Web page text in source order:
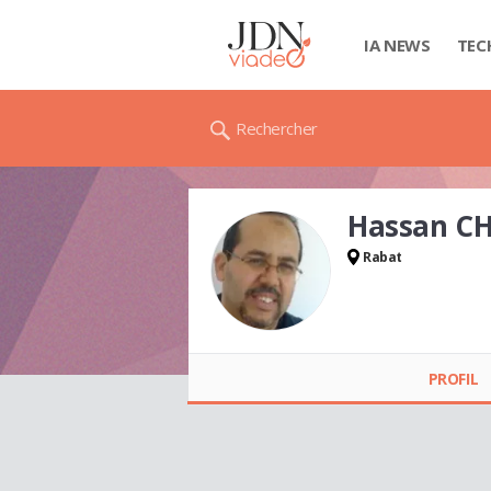
IA NEWS
Rechercher
Hassan
Rabat
PROFIL